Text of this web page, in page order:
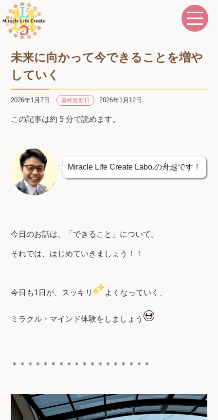
未来に向かって今できることを増や
していく
2026年1月7日 最終更新日 2026年1月12日
この記事は約 5 分で読めます。
Miracle Life Create Labo.の舟越です！
今日のお話は、「できること」について。
それでは、はじめていきましょう！！
今日も1日が、スッキリ よくなっていく、
ミラクル・マインド体験をしましょう
＊＊＊＊＊＊＊＊＊＊＊＊＊＊＊＊＊＊